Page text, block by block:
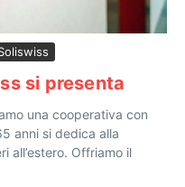
si presenta
una cooperativa con
anni si dedica alla
all’estero. Offriamo il